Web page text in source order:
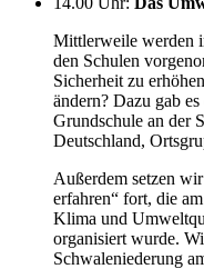
Mittlerweile werden
den Schulen
Sicherheit zu
ändern? Dazu gab
Grundschule an der
Deutschland,
Außerdem setzen
erfahren“ fort, die
Klima und
organisiert wurde.
Schwaleniederung